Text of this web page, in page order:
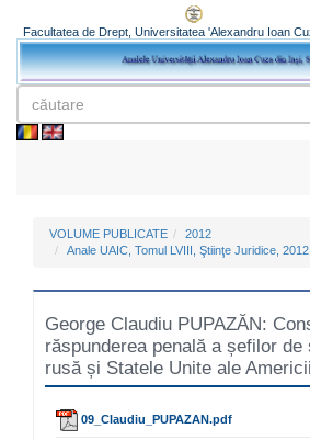
Facultatea de Drept, Universitatea 'Alexandru Ioan
VOLUME PUBLICATE
2012
Anale UAIC, Tomul LVIII, Ştiinţe Juridice, 2012,
George Claudiu PUPAZĂN:
răspunderea penală a șefilor
rusă și Statele Unite ale Americii
09_Claudiu_PUPAZAN.pdf